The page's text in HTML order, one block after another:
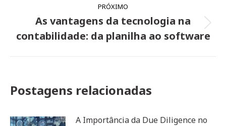
PRÓXIMO
Próximo
post:
As vantagens da tecnologia na
contabilidade: da planilha ao software
Postagens relacionadas
A Importância da Due Diligence no